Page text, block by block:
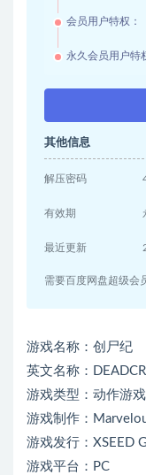
会员用户特权：
永久会员用户特
其他信息
解压密码
有效期
最近更新
需要百度网盘超级会
游戏名称：创尸纪
英文名称：
游戏类型：动作游戏
游戏制作：
游戏发行：XSEED
游戏平台：PC